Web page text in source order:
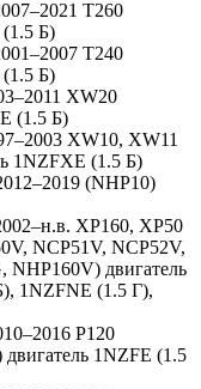
T260
(1.5 Б)
T240
(1.5 Б)
XW20
(1.5 Б)
XW10, XW11
1NZFXE (1.5 Б)
(NHP10)
XP160, XP50
NCP51V, NCP52V,
NHP160V) двигатель
1NZFNE (1.5 Г),
P120
1NZFE (1.5